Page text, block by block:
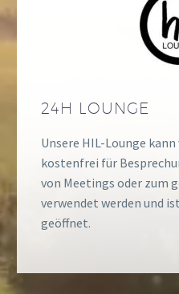
24H LOUNGE
Unsere HIL-Lounge
kostenfrei für
von Meetings oder zum
verwendet werden und
geöffnet.